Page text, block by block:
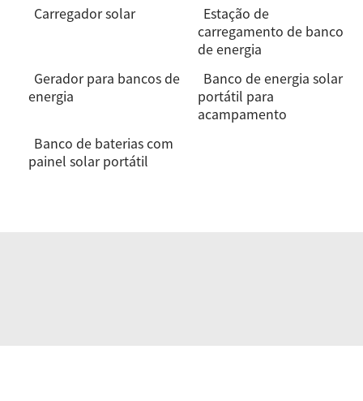
Carregador solar
Estação de
carregamento de banco
de energia
Gerador para bancos de
energia
Banco de energia solar
portátil para
acampamento
Banco de baterias com
painel solar portátil